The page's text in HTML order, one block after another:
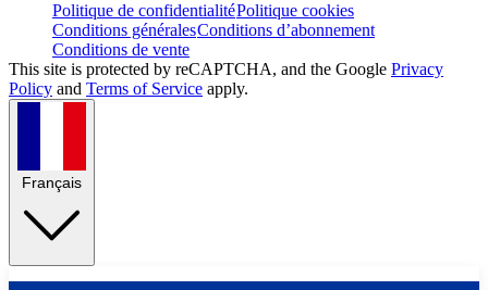
Politique de confidentialitéPolitique cookies
Conditions généralesConditions d’abonnement
Conditions de vente
This site is protected by reCAPTCHA, and the Google Privacy
Policy and Terms of Service apply.
Français